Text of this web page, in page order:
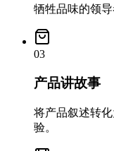
牺牲品味的领导
03
产品讲故事
将产品叙述转
验。